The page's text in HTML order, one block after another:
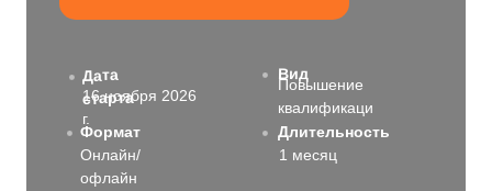
Повышение
квалификаци
1 месяц
Длительность
Онлайн/
офлайн
Формат
16 ноября 2026
г.
Дата
старта
Вид